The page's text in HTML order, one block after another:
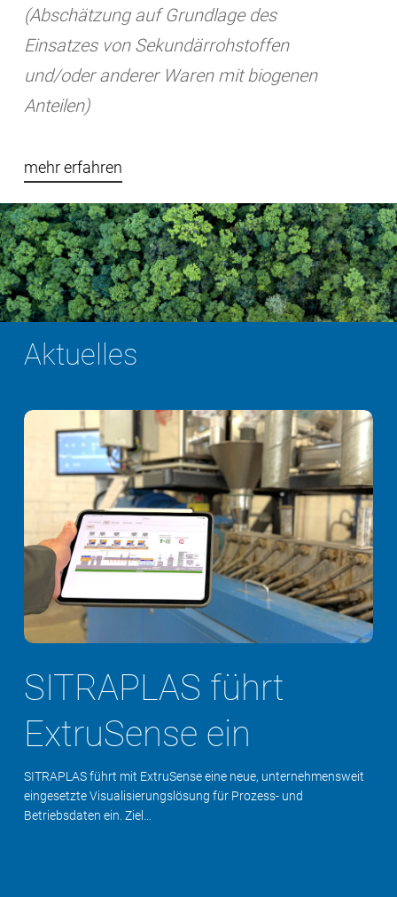
(Abschätzung auf Grundlage des
Einsatzes von Sekundärrohstoffen
und/oder anderer Waren mit biogenen
Anteilen)
mehr erfahren
Aktuelles
SITRAPLAS führt
ExtruSense ein
SITRAPLAS führt mit ExtruSense eine neue, unternehmensweit
eingesetzte Visualisierungslösung für Prozess- und
Betriebsdaten ein. Ziel…